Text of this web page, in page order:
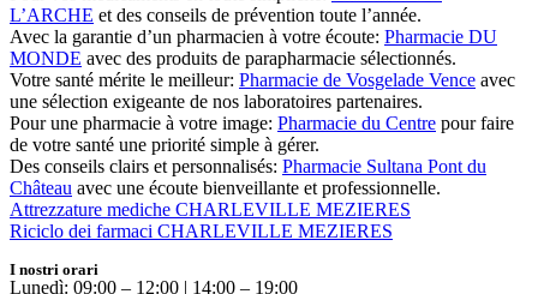
L’ARCHE et des conseils de prévention toute l’année.
Avec la garantie d’un pharmacien à votre écoute: Pharmacie DU
MONDE avec des produits de parapharmacie sélectionnés.
Votre santé mérite le meilleur: Pharmacie de Vosgelade Vence avec
une sélection exigeante de nos laboratoires partenaires.
Pour une pharmacie à votre image: Pharmacie du Centre pour faire
de votre santé une priorité simple à gérer.
Des conseils clairs et personnalisés: Pharmacie Sultana Pont du
Château avec une écoute bienveillante et professionnelle.
Attrezzature mediche CHARLEVILLE MEZIERES
Riciclo dei farmaci CHARLEVILLE MEZIERES
I nostri orari
Lunedì: 09:00 – 12:00 | 14:00 – 19:00